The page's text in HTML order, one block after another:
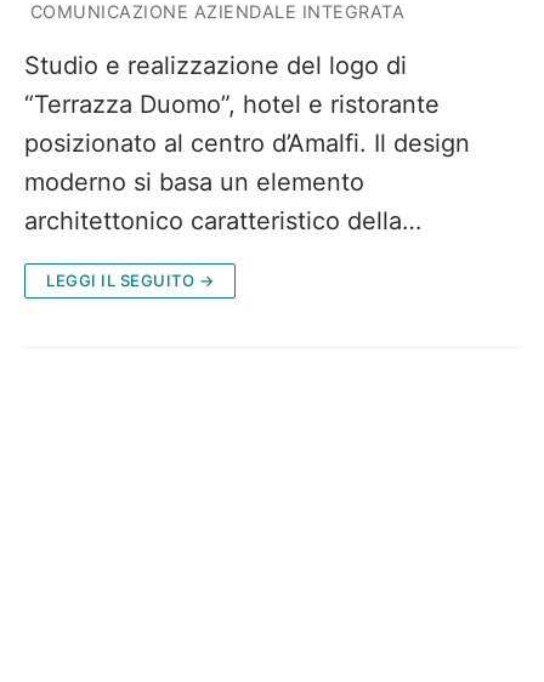
COMUNICAZIONE AZIENDALE INTEGRATA
Studio e realizzazione del logo di
“Terrazza Duomo”, hotel e ristorante
posizionato al centro d’Amalfi. Il design
moderno si basa un elemento
architettonico caratteristico della…
LEGGI IL SEGUITO →